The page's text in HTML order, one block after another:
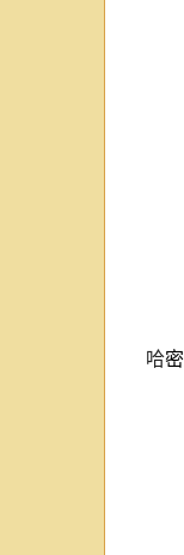
哈密